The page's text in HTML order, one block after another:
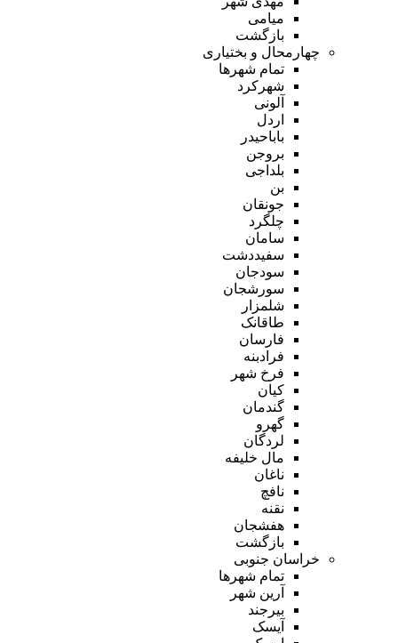
میامی
بازگشت
چهارمحال و بختیاری
تمام شهر‌ها
شهرکرد
آلونی
اردل
باباحیدر
بروجن
بلداجی
بن
جونقان
چلگرد
سامان
سفیددشت
سودجان
سورشجان
شلمزار
طاقانک
فارسان
فرادبنه
فرخ شهر
کیان
گندمان
گهرو
لردگان
مال خلیفه
ناغان
نافچ
نقنه
هفشجان
بازگشت
خراسان جنوبی
تمام شهر‌ها
آرین شهر
بیرجند
آیسک